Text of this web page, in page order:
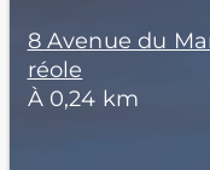
8 Avenue du
réole
À 0,24 km